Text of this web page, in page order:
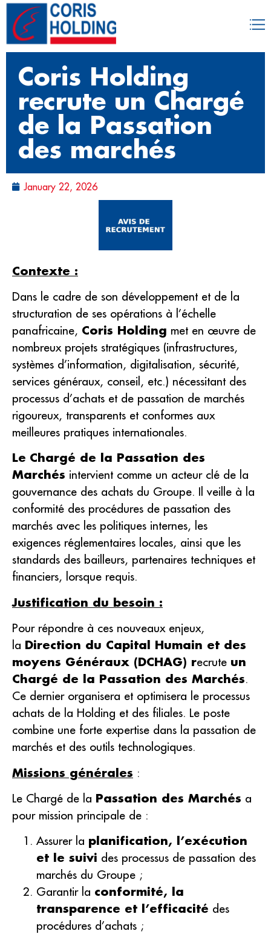
Coris Holding
recrute un Chargé
de la Passation
des marchés
January 22, 2026
Contexte :
Dans le cadre de son développement et de la
structuration de ses opérations à l’échelle
panafricaine, Coris Holding met en œuvre de
nombreux projets stratégiques (infrastructures,
systèmes d’information, digitalisation, sécurité,
services généraux, conseil, etc.) nécessitant des
processus d’achats et de passation de marchés
rigoureux, transparents et conformes aux
meilleures pratiques internationales.
Le Chargé de la Passation des
Marchés intervient comme un acteur clé de la
gouvernance des achats du Groupe. Il veille à la
conformité des procédures de passation des
marchés avec les politiques internes, les
exigences réglementaires locales, ainsi que les
standards des bailleurs, partenaires techniques et
financiers, lorsque requis.
Justification du besoin :
Pour répondre à ces nouveaux enjeux,
la Direction du Capital Humain et des
moyens Généraux (DCHAG) recrute un
Chargé de la Passation des Marchés.
Ce dernier organisera et optimisera le processus
achats de la Holding et des filiales. Le poste
combine une forte expertise dans la passation de
marchés et des outils technologiques.
Missions générales :
Le Chargé de la Passation des Marchés a
pour mission principale de :
Assurer la planification, l’exécution
et le suivi des processus de passation des
marchés du Groupe ;
Garantir la conformité, la
transparence et l’efficacité des
procédures d’achats ;